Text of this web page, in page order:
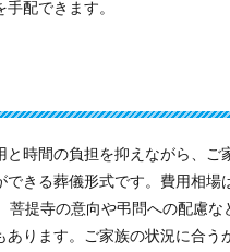
配できます。
と時間の負担を抑えながら、ご
できる葬儀形式です。費用相場
菩提寺の意向や弔問への配慮な
あります。ご家族の状況に合う